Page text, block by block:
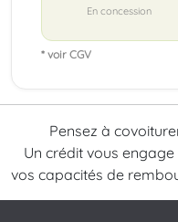
En concession
* voir CGV
Pensez à
Un crédit vous
vos capacités de